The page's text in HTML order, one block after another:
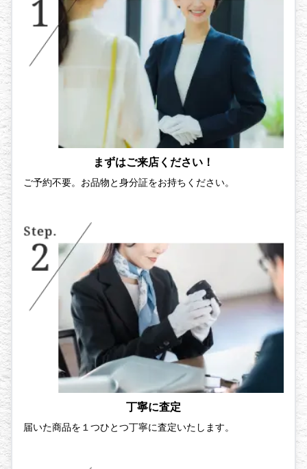
まずはご来店ください！
ご予約不要。お品物と身分証をお持ちください。
丁寧に査定
届いた商品を１つひとつ丁寧に査定いたします。